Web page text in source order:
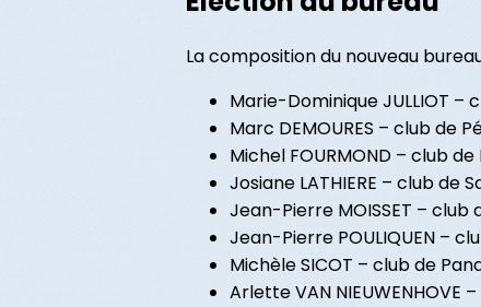
La composition du nouveau
Marie-Dominique JULLIOT –
Marc DEMOURES – club de
Michel FOURMOND – club de
Josiane LATHIERE – club de
Jean-Pierre MOISSET – club
Jean-Pierre POULIQUEN –
Michèle SICOT – club de
Arlette VAN NIEUWENHOVE